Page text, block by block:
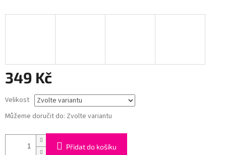
349 Kč
cena:
Velikost
Můžeme doručit do: Zvolte variantu
Přidat do košíku